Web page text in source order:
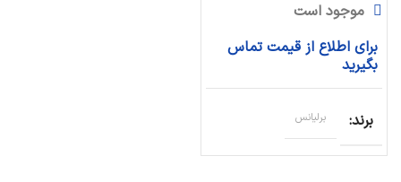
موجود است
برای اطلاع از قیمت تماس
بگیرید
برند برلیانس